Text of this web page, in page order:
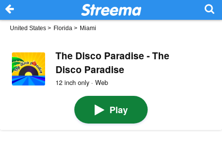
United States > Florida > Miami
The Disco Paradise - The
Disco Paradise
12 inch only · Web
Play